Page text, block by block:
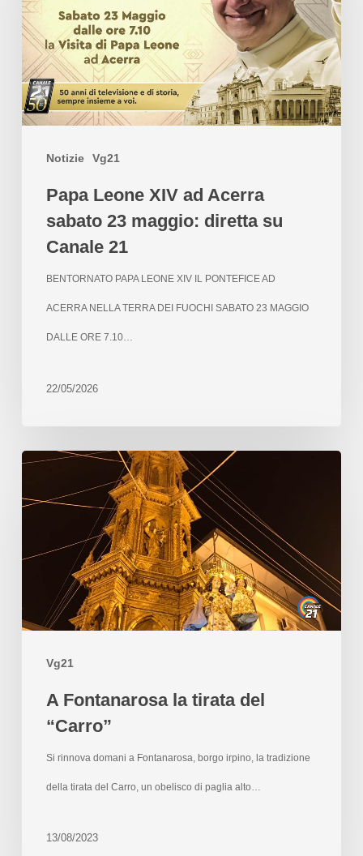
Notizie Vg21
Papa Leone XIV ad Acerra
sabato 23 maggio: diretta su
Canale 21
BENTORNATO PAPA LEONE XIV IL PONTEFICE AD
ACERRA NELLA TERRA DEI FUOCHI SABATO 23 MAGGIO
DALLE ORE 7.10…
22/05/2026
Vg21
A Fontanarosa la tirata del
“Carro”
Si rinnova domani a Fontanarosa, borgo irpino, la tradizione
della tirata del Carro, un obelisco di paglia alto…
13/08/2023